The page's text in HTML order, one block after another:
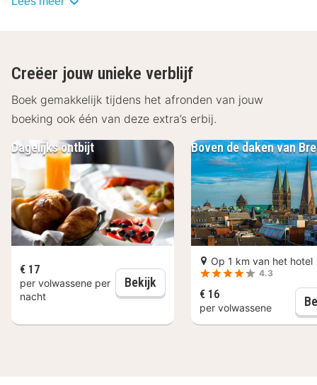
uit en verken de prachtige omgeving van Bremen.
Creëer jouw unieke verblijf
Boek gemakkelijk tijdens het afronden van jouw
boeking ook één van deze extra’s erbij.
Boven de daken van
Op 1 km van het hotel
4.3
€ 16
per volwassene
Dagelijks ontbijt
€ 17
per volwassene per
nacht
Bekijk Dagelijks ontbijt